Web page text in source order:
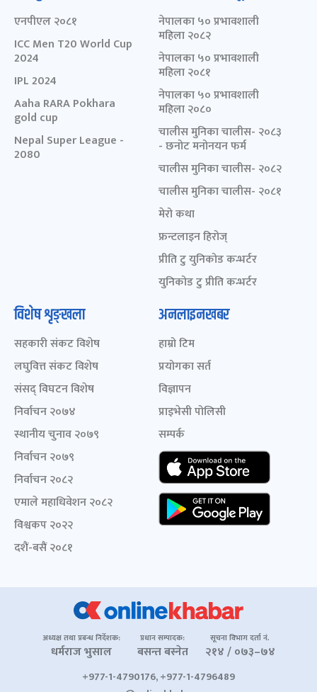
एनपीएल २०८१
ICC Men T20 World Cup
2024
IPL 2024
Aaha RARA Pokhara
gold cup
Nepal Super League -
2080
नेपालका ५० प्रभावशाली
महिला २०८२
नेपालका ५० प्रभावशाली
महिला २०८१
नेपालका ५० प्रभावशाली
महिला २०८०
चालीस मुनिका चालीस- २०८३
- छनोट मनोनयन फर्म
चालीस मुनिका चालीस- २०८२
चालीस मुनिका चालीस- २०८१
मेरो कथा
फ्रन्टलाइन हिरोज्
प्रीति टु युनिकोड कन्भर्टर
युनिकोड टु प्रीति कन्भर्टर
विशेष शृङ्खला
सहकारी संकट विशेष
लघुवित्त संकट विशेष
संसद् विघटन विशेष
निर्वाचन २०७४
स्थानीय चुनाव २०७९
निर्वाचन २०७९
निर्वाचन २०८२
एमाले महाधिवेशन २०८२
विश्वकप २०२२
दशैं-बसैं २०८१
अनलाइनखबर
हाम्रो टिम
प्रयोगका सर्त
विज्ञापन
प्राइभेसी पोलिसी
सम्पर्क
अध्यक्ष तथा प्रबन्ध निर्देशक:
धर्मराज भुसाल
प्रधान सम्पादक:
बसन्त बस्नेत
सूचना विभाग दर्ता नं.
२१४ / ०७३–७४
+977-1-4790176, +977-1-4796489